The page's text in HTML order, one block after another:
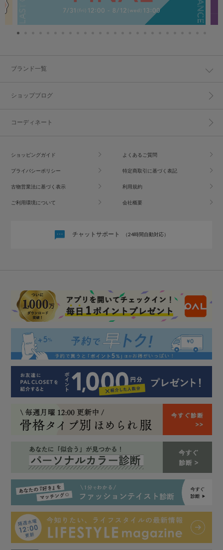
ブランド一覧
ショップブログ
コーディネート
ショッピングガイド よくあるご質問
プライバシーポリシー 特定商取引に基づく表記
古物営業法に基づく表示 利用規約
ご利用環境について 会社概要
チャットサポート （24時間自動対応）